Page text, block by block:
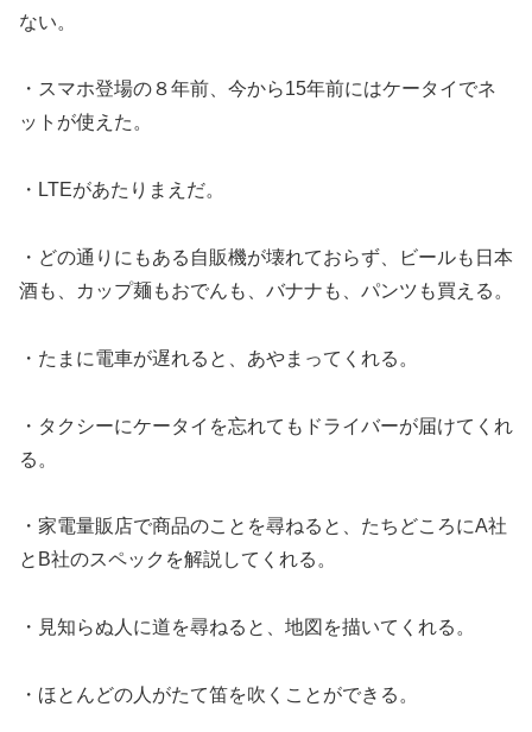
ない。
・スマホ登場の８年前、今から15年前にはケータイでネ
ットが使えた。
・LTEがあたりまえだ。
・どの通りにもある自販機が壊れておらず、ビールも日本
酒も、カップ麺もおでんも、バナナも、パンツも買える。
・たまに電車が遅れると、あやまってくれる。
・タクシーにケータイを忘れてもドライバーが届けてくれ
る。
・家電量販店で商品のことを尋ねると、たちどころにA社
とB社のスペックを解説してくれる。
・見知らぬ人に道を尋ねると、地図を描いてくれる。
・ほとんどの人がたて笛を吹くことができる。